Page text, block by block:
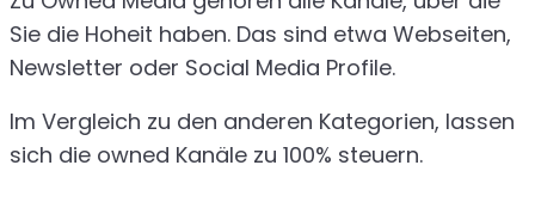
Sie die Hoheit haben. Das sind etwa Webseiten,
Newsletter oder Social Media Profile.
Im Vergleich zu den anderen Kategorien, lassen
sich die owned Kanäle zu 100% steuern.